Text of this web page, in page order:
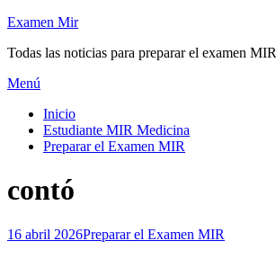
Saltar
contenido
Examen Mir
Todas las noticias para preparar el examen MIR
Menú
Inicio
Estudiante MIR Medicina
Preparar el Examen MIR
Etiqueta
:
contó
Publicada
16 abril 2026Preparar el Examen MIR